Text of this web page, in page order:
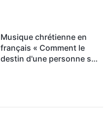
Musique chrétienne en
français « Comment le
destin d'une personne se